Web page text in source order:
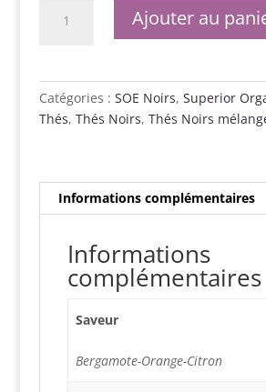
Deluxe
Ajouter au
Catégories : SOE Noirs, Superior
Thés, Thés Noirs, Thés Noirs
Informations complémentaires
Informations
complémentaires
Saveur
Bergamote-Orange-Citron